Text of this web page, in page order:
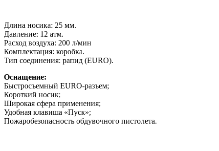
Длина носика: 25 мм.
Давление: 12 атм.
Расход воздуха: 200 л/мин
Комплектация: коробка.
Тип соединения: рапид (EURO).
Оснащение:
Быстросъемный EURO-разъем;
Короткий носик;
Широкая сфера применения;
Удобная клавиша «Пуск»;
Пожаробезопасность обдувочного пистолета.